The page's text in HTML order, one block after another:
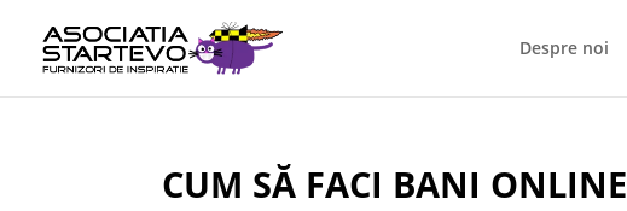
Despre noi
CUM SĂ FACI BANI ONLINE